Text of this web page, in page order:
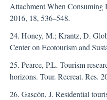
Attachment When Consuming
2016, 18, 536–548.
24. Honey, M.; Krantz, D.
Center on Ecotourism and
25. Pearce, P.L. Tourism
horizons. Tour. Recreat. Res.
26. Gascón, J. Residential